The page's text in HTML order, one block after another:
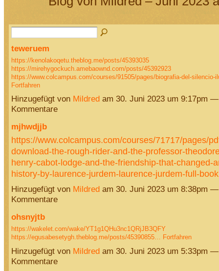
teweruem
https://kenolakoqetu.theblog.me/posts/45393035
https://mirehygockuch.amebaownd.com/posts/45392923
https://www.colcampus.com/courses/91505/pages/biografia-del-silencio-
Fortfahren
Hinzugefügt von Mildredam 30. Juni 2023 um 9:17pm
Kommentare
mjhwdjjb
https://www.colcampus.com/courses/71717/pages/
download-the-rough-rider-and-the-professor-
henry-cabot-lodge-and-the-friendship-that-changed-
history-by-laurence-jurdem-laurence-jurdem-full-
Hinzugefügt von Mildredam 30. Juni 2023 um 8:38pm
Kommentare
ohsnyjtb
https://wakelet.com/wake/YT1g1QHu3nc1QRjJB3QFY
https://egusabesetygh.theblog.me/posts/45390855… Fortfahren
Hinzugefügt von Mildredam 30. Juni 2023 um 5:33pm
Kommentare